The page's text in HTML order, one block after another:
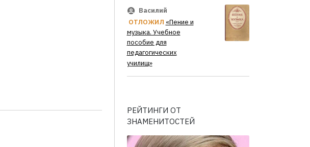
Василий
ОТЛОЖИЛ «Пение и
музыка. Учебное
пособие для
педагогических
училищ»
РЕЙТИНГИ ОТ
ЗНАМЕНИТОСТЕЙ